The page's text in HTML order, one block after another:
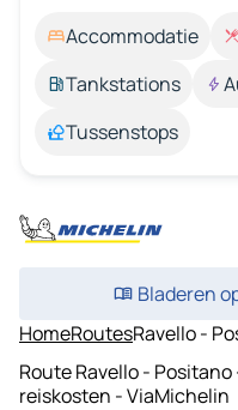
Accommodatie
Tankstations
Tussenstops
Bladeren
HomeRoutesRavello -
Route Ravello -
reiskosten - ViaMichelin